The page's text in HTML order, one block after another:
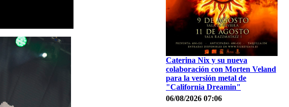
Caterina Nix y su nueva
colaboración con Morten Veland
para la versión metal de
"California Dreamin"
06/08/2026 07:06